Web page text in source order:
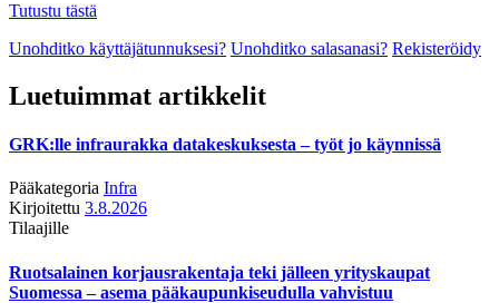
Tutustu tästä
Unohditko käyttäjätunnuksesi? Unohditko salasanasi? Rekisteröidy
Luetuimmat artikkelit
GRK:lle infraurakka datakeskuksesta – työt jo käynnissä
Pääkategoria Infra
Kirjoitettu 3.8.2026
Tilaajille
Ruotsalainen korjausrakentaja teki jälleen yrityskaupat
Suomessa – asema pääkaupunkiseudulla vahvistuu